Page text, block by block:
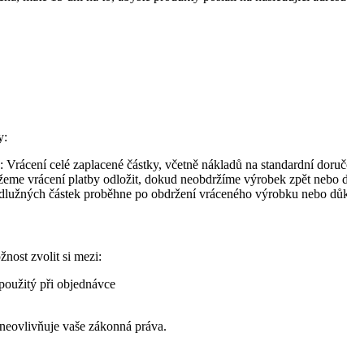
celé zaplacené částky, včetně nákladů na standardní
vrácení platby odložit, dokud neobdržíme výrobek zpět
částek proběhne po obdržení vráceného výrobku nebo
zvolit si mezi:
při objednávce
vaše zákonná práva.